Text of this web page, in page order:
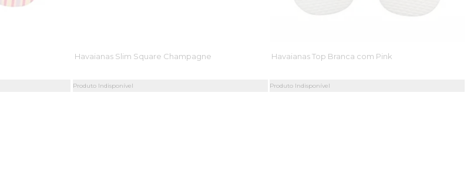
Havaianas Slim Square Champagne
Produto Indisponível
Havaianas Top Branca com Pink
Produto Indisponível